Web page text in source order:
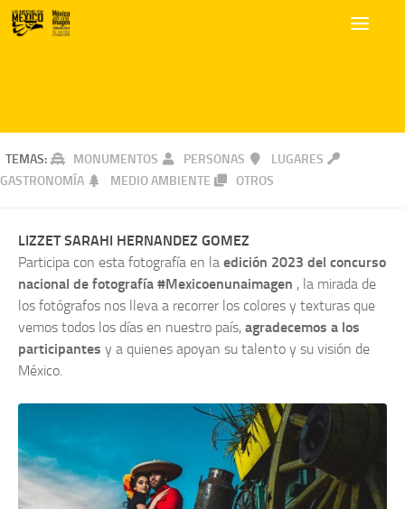
TEMAS: MONUMENTOS PERSONAS
LUGARES
GASTRONOMÍA
MEDIO AMBIENTE OTROS
LIZZET SARAHI HERNANDEZ GOMEZ
Participa con esta fotografía en la edición 2023 del concurso
nacional de fotografía #Mexicoenunaimagen , la mirada de
los fotógrafos nos lleva a recorrer los colores y texturas que
vemos todos los días en nuestro país, agradecemos a los
participantes y a quienes apoyan su talento y su visión de
México.